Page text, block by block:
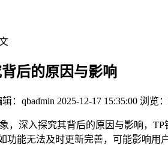
后的原因与影响
：qbadmin 2025-12-17 15:35:00 浏览
，深入探究其背后的原因与影响，
功能无法及时更新完善，可能影响